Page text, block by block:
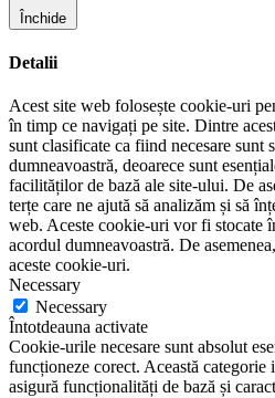
Închide
Detalii
Acest site web folosește cookie-uri
în timp ce navigați pe site. Dintre
sunt clasificate ca fiind necesare sunt
dumneavoastră, deoarece sunt
facilităților de bază ale site-ului. De
terțe care ne ajută să analizăm și să
web. Aceste cookie-uri vor fi stocate
acordul dumneavoastră. De
aceste cookie-uri.
Necessary
Necessary
Întotdeauna activate
Cookie-urile necesare sunt absolut
funcționeze corect. Această
asigură funcționalități de bază și